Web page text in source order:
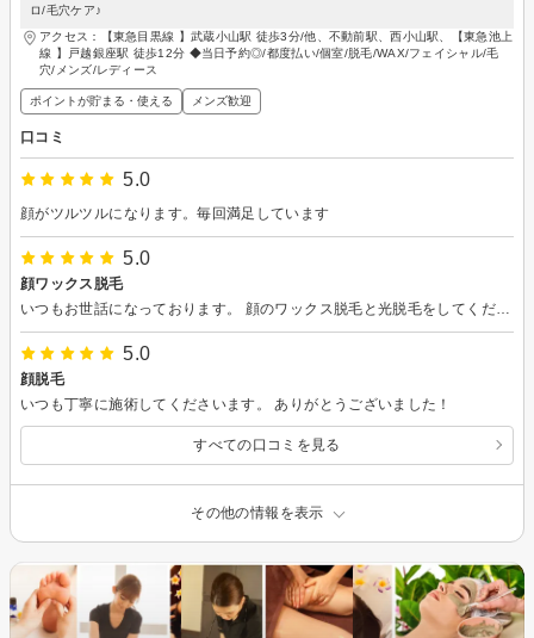
ロ/毛穴ケア♪
アクセス：【東急目黒線 】武蔵小山駅 徒歩3分/他、不動前駅、西小山駅、【東急池上
線 】戸越銀座駅 徒歩12分 ◆当日予約◎/都度払い/個室/脱毛/WAX/フェイシャル/毛
穴/メンズ/レディース
ポイントが貯まる・使える メンズ歓迎
口コミ
5.0
顔がツルツルになります。毎回満足しています
5.0
顔ワックス脱毛
いつもお世話になっております。 顔のワックス脱毛と光脱毛をしてくださいました。 丁寧に施術していただきました。ありがとうございます。
5.0
顔脱毛
いつも丁寧に施術してくださいます。 ありがとうございました！
すべての口コミを見る
その他の情報を表示